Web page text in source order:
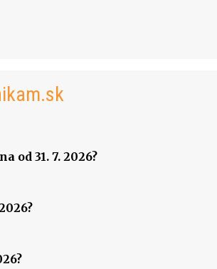
od 31. 7. 2026?